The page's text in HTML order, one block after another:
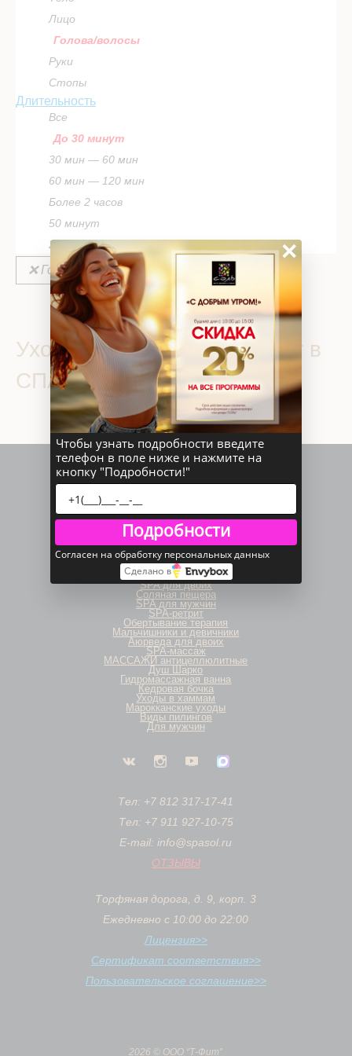
Лицо
Голова/волосы
Руки
Стопы
Длительность
Все
До 30 минут
30 мин — 60 мин
60 мин — 120 мин
Более 2 часов
50 минут
2 часа
❌ Голова/волосы ❌ До 30 минут
ВЫБРАТЬ ПРОГРАММУ
Уход для волос до 30 минут в
СПА салоне «Соль»
Еще у нас есть:
День SPA
SPA для двоих
Соляная пещера
SPA для мужчин
SPA-ретрит
Обертывание терапия
Мальчишники и девичники
Аюрведа для двоих
SPA-массаж
МАССАЖИ антицеллюлитные
Душ Шарко
Гидромассажная ванна
Кедровая бочка
Уходы в хаммам
Марокканские уходы
Виды пилингов
Для мужчин
Тел: +7 812 317-17-41
Тел: +7 911 927-10-75
E-mail: info@spasol.ru
ОТЗЫВЫ
Торфяная дорога, д. 9, корп. 3
Ежедневно с 10:00 до 22:00
Лицензия>>
Сертификат соответствия>>
Пользовательское соглашение>>
2026 © ООО “Т-Фит”
×
Чтобы узнать подробности введите
телефон в поле ниже и нажмите на
кнопку "Подробности!"
Подробности
Согласен на обработку персональных данных
Сделано в